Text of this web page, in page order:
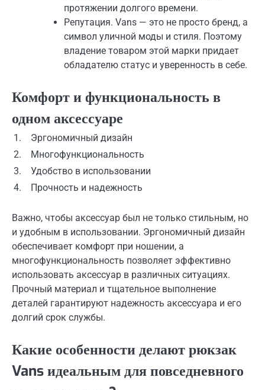
протяжении долгого времени.
Репутация. Vans — это не просто бренд, а
символ уличной моды и стиля. Поэтому
владение товаром этой марки придает
обладателю статус и уверенность в себе.
Комфорт и функциональность в
одном аксессуаре
1.
Эргономичный дизайн
2.
Многофункциональность
3.
Удобство в использовании
4.
Прочность и надежность
Важно, чтобы аксессуар был не только стильным, но
и удобным в использовании. Эргономичный дизайн
обеспечивает комфорт при ношении, а
многофункциональность позволяет эффективно
использовать аксессуар в различных ситуациях.
Прочный материал и тщательное выполнение
деталей гарантируют надежность аксессуара и его
долгий срок службы.
Какие особенности делают рюкзак
Vans идеальным для повседневного